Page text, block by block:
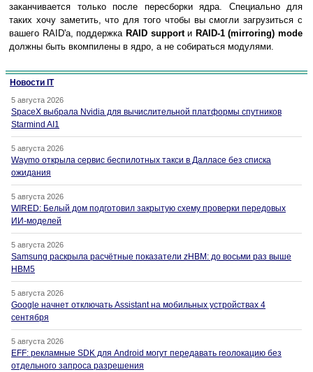
заканчивается только после пересборки ядра. Специально для
таких хочу заметить, что для того чтобы вы смогли загрузиться с
вашего RAID'а, поддержка RAID supportи RAID-1 (mirroring) mode
должны быть вкомпилены в ядро, а не собираться модулями.
Новости IT
5 августа 2026
SpaceX выбрала Nvidia для вычислительной платформы спутников
Starmind AI1
5 августа 2026
Waymo открыла сервис беспилотных такси в Далласе без списка
ожидания
5 августа 2026
WIRED: Белый дом подготовил закрытую схему проверки передовых
ИИ-моделей
5 августа 2026
Samsung раскрыла расчётные показатели zHBM: до восьми раз выше
HBM5
5 августа 2026
Google начнет отключать Assistant на мобильных устройствах 4
сентября
5 августа 2026
EFF: рекламные SDK для Android могут передавать геолокацию без
отдельного запроса разрешения